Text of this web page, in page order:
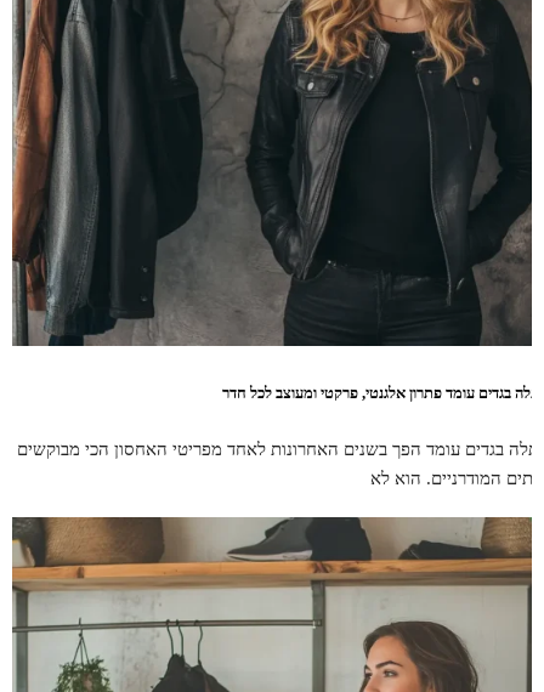
בגדים עומד פתרון אלגנטי, פרקטי ומעוצב לכל חדר
בגדים עומד הפך בשנים האחרונות לאחד מפריטי האחסון הכי מבוקשים
המודרניים. הוא לא